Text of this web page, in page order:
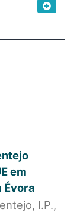
em
Évora
I.P.,